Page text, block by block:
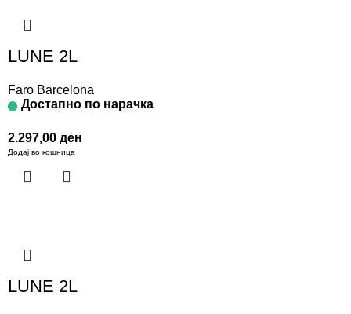
LUNE 2L
Faro Barcelona
Достапно по нарачка
2.297,00 ден
Додај во кошница
LUNE 2L